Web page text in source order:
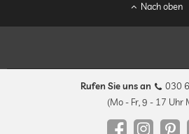
Nach oben
Rufen Sie uns an
030
(Mo - Fr, 9 - 17 Uhr